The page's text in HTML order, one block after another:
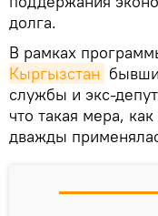
долга.
В рамках
Кыргызстан
службы и экс-
что такая мера,
дважды